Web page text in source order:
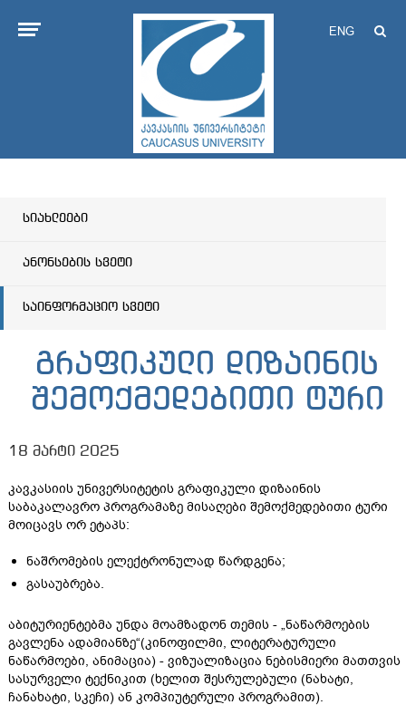
ENG
სიახლეები
ანონსების სვეტი
საინფორმაციო სვეტი
გრაფიკული დიზაინის
შემოქმედებითი ტური
18 მარტი 2025
კავკასიის უნივერსიტეტის გრაფიკული დიზაინის
საბაკალავრო პროგრამაზე მისაღები შემოქმედებითი ტური
მოიცავს ორ ეტაპს:
ნაშრომების ელექტრონულად წარდგენა;
გასაუბრება.
აბიტურიენტებმა უნდა მოამზადონ თემის - „ნაწარმოების
გავლენა ადამიანზე“(კინოფილმი, ლიტერატურული
ნაწარმოები, ანიმაცია) - ვიზუალიზაცია ნებისმიერი მათთვის
სასურველი ტექნიკით (ხელით შესრულებული (ნახატი,
ჩანახატი, სკეჩი) ან კომპიუტერული პროგრამით).